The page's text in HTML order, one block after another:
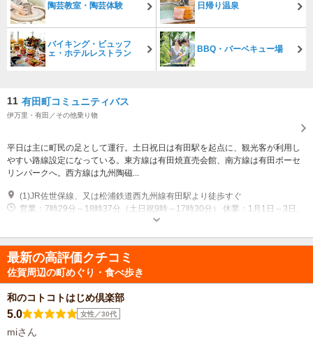
陶芸教室・陶芸体験 日帰り温泉
バイキング・ビュッフ
ェ・ホテルレストラン
BBQ・バーベキュー場
11 有田町コミュニティバス
伊万里・有田／その他乗り物
平日は主に町民の足として運行。土日祝日は有田駅を起点に、観光客が利用し
やすい路線設定になっている。東方線は有田焼直売会館、南方線は有田ポーセ
リンパークへ。西方線は九州陶磁...
(1)JR佐世保線、又は松浦鉄道西九州線有田駅より徒歩すぐ
営業：7時29分～18時37分（土日祝9時～17時30分） 休業：1月1日～3日、
最新の高評価クチコミ
佐賀周辺の町めぐり・食べ歩き
和のコトコトはじめ倶楽部
5.0 女性／30代
miさん